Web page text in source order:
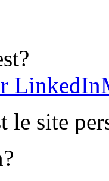
LinkedIn
le site